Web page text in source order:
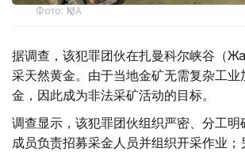
Фото: ҚМА
据调查，该犯罪团伙在扎曼科尔峡谷（
采天然黄金。由于当地金矿无需复杂工业
金，因此成为非法采矿活动的目标。
调查显示，该犯罪团伙组织严密、分工明
成员负责招募采金人员并组织开采作业